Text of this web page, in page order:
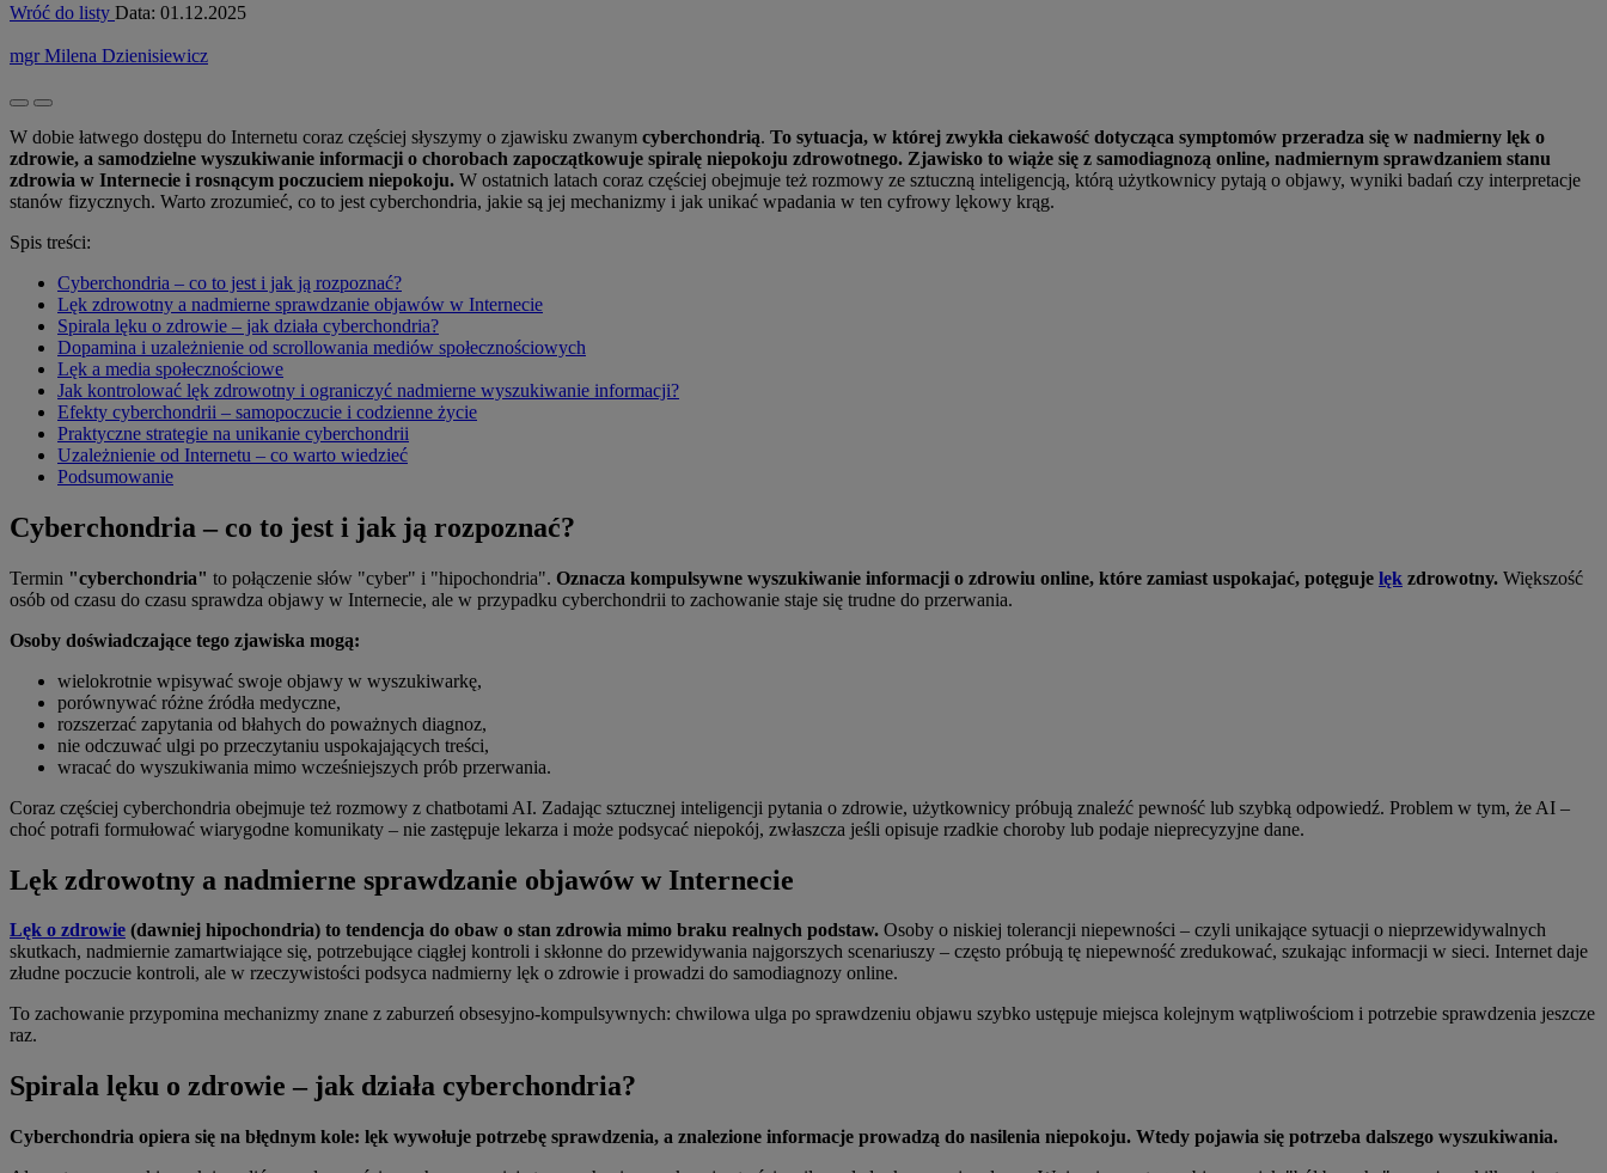
Wróć do listy Data: 01.12.2025
mgr Milena Dzienisiewicz
W dobie łatwego dostępu do Internetu coraz częściej słyszymy o zjawisku zwanym cyberchondrią. To sytuacja, w której zwykła ciekawość dotycząca symptomów przeradza się w nadmierny lęk o
zdrowie, a samodzielne wyszukiwanie informacji o chorobach zapoczątkowuje spiralę niepokoju zdrowotnego. Zjawisko to wiąże się z samodiagnozą online, nadmiernym sprawdzaniem stanu
zdrowia w Internecie i rosnącym poczuciem niepokoju. W ostatnich latach coraz częściej obejmuje też rozmowy ze sztuczną inteligencją, którą użytkownicy pytają o objawy, wyniki badań czy interpretacje
stanów fizycznych. Warto zrozumieć, co to jest cyberchondria, jakie są jej mechanizmy i jak unikać wpadania w ten cyfrowy lękowy krąg.
Spis treści:
Cyberchondria – co to jest i jak ją rozpoznać?
Lęk zdrowotny a nadmierne sprawdzanie objawów w Internecie
Spirala lęku o zdrowie – jak działa cyberchondria?
Dopamina i uzależnienie od scrollowania mediów społecznościowych
Lęk a media społecznościowe
Jak kontrolować lęk zdrowotny i ograniczyć nadmierne wyszukiwanie informacji?
Efekty cyberchondrii – samopoczucie i codzienne życie
Praktyczne strategie na unikanie cyberchondrii
Uzależnienie od Internetu – co warto wiedzieć
Podsumowanie
Cyberchondria – co to jest i jak ją rozpoznać?
Termin "cyberchondria" to połączenie słów "cyber" i "hipochondria". Oznacza kompulsywne wyszukiwanie informacji o zdrowiu online, które zamiast uspokajać, potęguje lęk zdrowotny. Większość
osób od czasu do czasu sprawdza objawy w Internecie, ale w przypadku cyberchondrii to zachowanie staje się trudne do przerwania.
Osoby doświadczające tego zjawiska mogą:
wielokrotnie wpisywać swoje objawy w wyszukiwarkę,
porównywać różne źródła medyczne,
rozszerzać zapytania od błahych do poważnych diagnoz,
nie odczuwać ulgi po przeczytaniu uspokajających treści,
wracać do wyszukiwania mimo wcześniejszych prób przerwania.
Coraz częściej cyberchondria obejmuje też rozmowy z chatbotami AI. Zadając sztucznej inteligencji pytania o zdrowie, użytkownicy próbują znaleźć pewność lub szybką odpowiedź. Problem w tym, że AI –
choć potrafi formułować wiarygodne komunikaty – nie zastępuje lekarza i może podsycać niepokój, zwłaszcza jeśli opisuje rzadkie choroby lub podaje nieprecyzyjne dane.
Lęk zdrowotny a nadmierne sprawdzanie objawów w Internecie
Lęk o zdrowie (dawniej hipochondria) to tendencja do obaw o stan zdrowia mimo braku realnych podstaw. Osoby o niskiej tolerancji niepewności – czyli unikające sytuacji o nieprzewidywalnych
skutkach, nadmiernie zamartwiające się, potrzebujące ciągłej kontroli i skłonne do przewidywania najgorszych scenariuszy – często próbują tę niepewność zredukować, szukając informacji w sieci. Internet daje
złudne poczucie kontroli, ale w rzeczywistości podsyca nadmierny lęk o zdrowie i prowadzi do samodiagnozy online.
To zachowanie przypomina mechanizmy znane z zaburzeń obsesyjno-kompulsywnych: chwilowa ulga po sprawdzeniu objawu szybko ustępuje miejsca kolejnym wątpliwościom i potrzebie sprawdzenia jeszcze
raz.
Spirala lęku o zdrowie – jak działa cyberchondria?
Cyberchondria opiera się na błędnym kole: lęk wywołuje potrzebę sprawdzenia, a znalezione informacje prowadzą do nasilenia niepokoju. Wtedy pojawia się potrzeba dalszego wyszukiwania.